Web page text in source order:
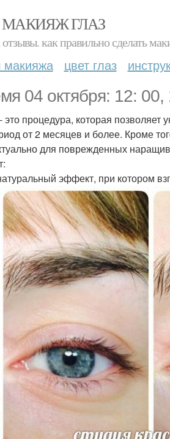
МАКИЯЖ ГЛАЗ
как правильно сделать
цвет глаз
04 октября: 12: 00,
процедура, которая позволяет
от 2 месяцев и более. Кроме
для поврежденных
эффект, при котором